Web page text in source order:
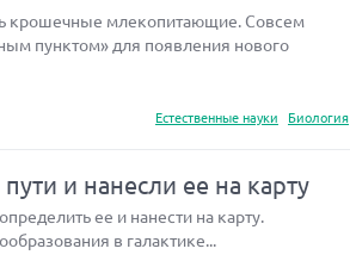
крошечные млекопитающие. Совсем
пунктом» для появления нового
Естественные науки
Биология
и нанесли ее на карту
ее и нанести на карту.
в галактике...